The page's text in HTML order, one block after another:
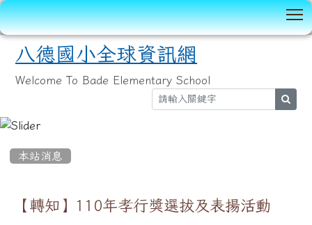
八德國小全球資訊網
Welcome To Bade Elementary School
本站消息
【轉知】110年孝行獎選拔及表揚活動